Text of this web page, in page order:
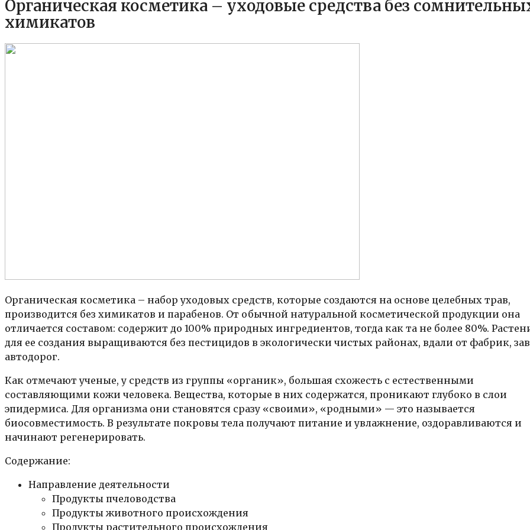
Органическая косметика – уходовые средства без
химикатов
Органическая косметика – набор уходовых средств, которые создаются на основе целебных трав,
производится без химикатов и парабенов. От обычной натуральной косметической продукции она
отличается составом: содержит до 100% природных ингредиентов, тогда как та не более 80%.
для ее создания выращиваются без пестицидов в экологически чистых районах, вдали от фабрик,
автодорог.
Как отмечают ученые, у средств из группы «органик», большая схожесть с естественными
составляющими кожи человека. Вещества, которые в них содержатся, проникают глубоко в слои
эпидермиса. Для организма они становятся сразу «своими», «родными» — это называется
биосовместимость. В результате покровы тела получают питание и увлажнение, оздоравливаются и
начинают регенерировать.
Содержание:
Направление деятельности
Продукты пчеловодства
Продукты животного происхождения
Продукты растительного происхождения